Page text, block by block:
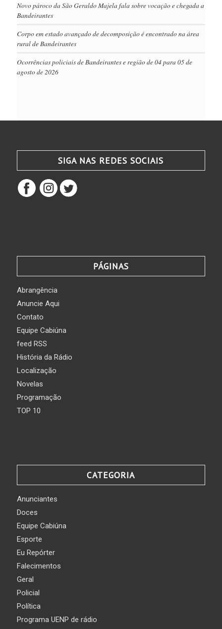
Novo pároco da São Geraldo Majela fala sobre vocação e chegada a
Bandeirantes
Corpo em estado avançado de decomposição é encontrado na área
rural de Bandeirantes
Ocorrências policiais de Bandeirantes e região de 04 para 05 de
agosto de 2026
SIGA NAS REDES SOCIAIS
PÁGINAS
Abrangência
Anuncie Aqui
Contato
Equipe Cabiúna
feed RSS
História da Rádio
Localização
Novelas
Programação
TOP 10
CATEGORIA
Anunciantes
Doces
Equipe Cabiúna
Esporte
Eu Repórter
Falecimentos
Geral
Policial
Política
Programa UENP de rádio